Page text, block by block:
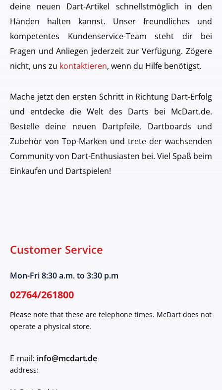
deine neuen Dart-Artikel schnellstmöglich in den
Händen halten kannst. Unser freundliches und
kompetentes Kundenservice-Team steht dir bei
Fragen und Anliegen jederzeit zur Verfügung. Zögere
nicht, uns zu kontaktieren, wenn du Hilfe benötigst.
Mache jetzt den ersten Schritt in Richtung Dart-Erfolg
und entdecke die Welt des Darts bei McDart.de.
Bestelle deine neuen Dartpfeile, Dartboards und
Zubehör von Top-Marken und trete der wachsenden
Community von Dart-Enthusiasten bei. Viel Spaß beim
Einkaufen und Dartspielen!
Customer Service
Mon-Fri 8:30 a.m. to 3:30 p.m
02764/261800
Please note that these are telephone times. McDart does not
operate a physical store.
E-mail: info@mcdart.de
address: